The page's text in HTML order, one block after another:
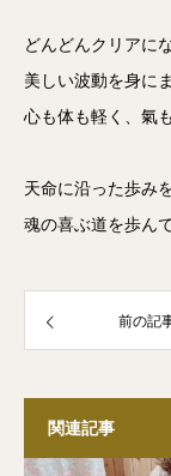
どんどんクリアに
美しい波動を身に
心も体も軽く、氣
天命に沿った歩み
魂の喜ぶ道を歩ん
前の記
関連記事